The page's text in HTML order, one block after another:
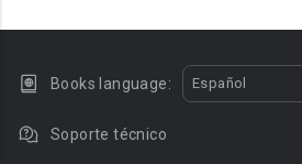
Books language: Español
Soporte técnico